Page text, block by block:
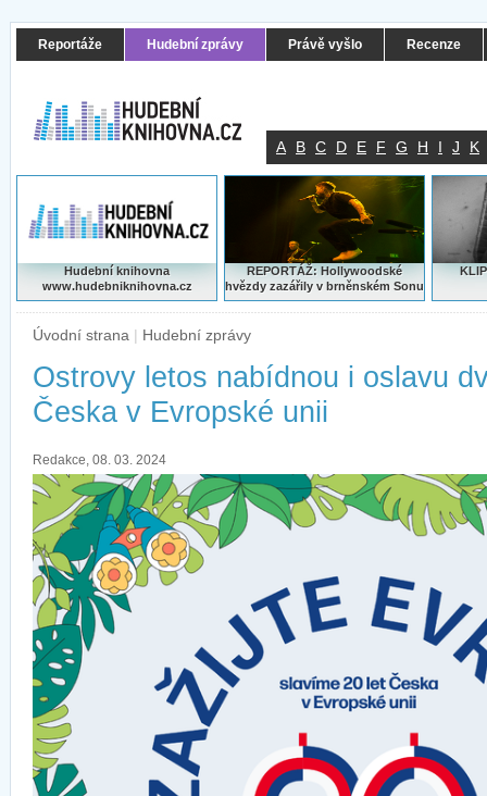
Reportáže Hudební zprávy Právě vyšlo Recenze
A B C D E F G H I J K
Hudební knihovna
www.hudebniknihovna.cz
REPORTÁŽ: Hollywoodské
hvězdy zazářily v brněnském Sonu
Úvodní strana | Hudební zprávy
Ostrovy letos nabídnou i oslavu
Česka v Evropské unii
Redakce, 08. 03. 2024